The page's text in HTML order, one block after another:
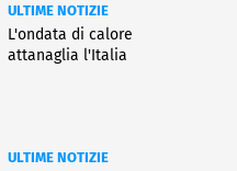
ULTIME NOTIZIE
L'ondata di calore
attanaglia l'Italia
ULTIME NOTIZIE